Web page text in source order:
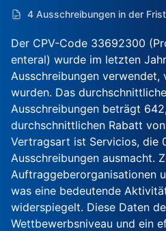
4 Ausschreibungen in der Frist
Der CPV-Code 33692300
enteral) wurde im letzten
Ausschreibungen verwendet,
wurden. Das
Ausschreibungen beträgt
durchschnittlichen Rabatt
Vertragsart ist Servicios, die
Ausschreibungen ausmacht.
Auftraggeberorganisationen
was eine bedeutende
widerspiegelt. Diese Daten
Wettbewerbsniveau und ein